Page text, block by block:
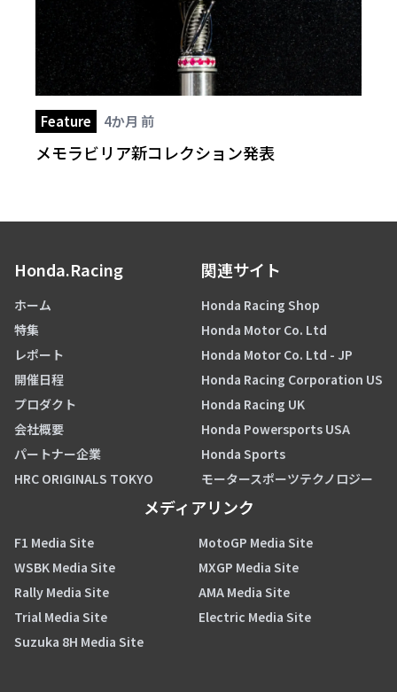
Feature 4か月 前
メモラビリア新コレクション発表
Honda.Racing
ホーム
特集
レポート
開催日程
プロダクト
会社概要
パートナー企業
HRC ORIGINALS TOKYO
関連サイト
Honda Racing Shop
Honda Motor Co. Ltd
Honda Motor Co. Ltd - JP
Honda Racing Corporation US
Honda Racing UK
Honda Powersports USA
Honda Sports
モータースポーツテクノロジー
メディアリンク
F1 Media Site
MotoGP Media Site
WSBK Media Site
MXGP Media Site
Rally Media Site
AMA Media Site
Trial Media Site
Electric Media Site
Suzuka 8H Media Site